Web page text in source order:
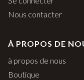
Nous contacter
À PROPOS DE
à propos de nous
Boutique